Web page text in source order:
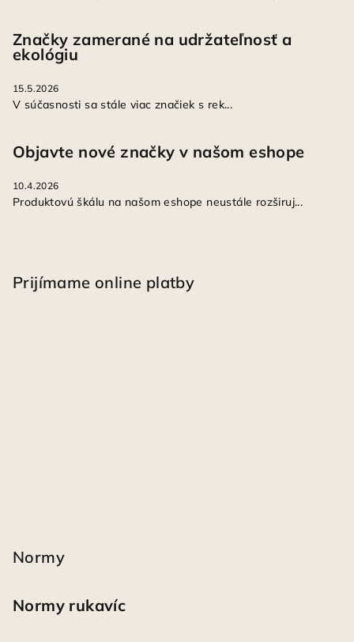
Značky zamerané na udržateľnosť a
ekológiu
15.5.2026
V súčasnosti sa stále viac značiek s rek...
Objavte nové značky v našom eshope
10.4.2026
Produktovú škálu na našom eshope neustále rozširuj...
Prijímame online platby
Normy
Normy rukavíc